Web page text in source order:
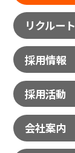
リクルート
採用情報
採用活動
会社案内